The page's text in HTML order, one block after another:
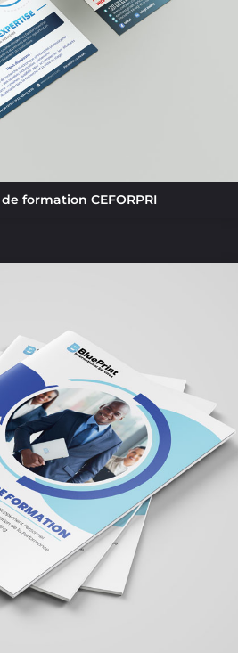
formation CEFORPRI